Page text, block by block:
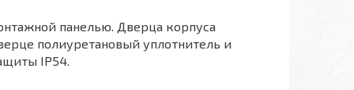
панелью. Дверца корпуса
полиуретановый уплотнитель и
IP54.